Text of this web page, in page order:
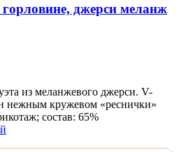
джерси меланж
из меланжевого джерси. V-
нежным кружевом «реснички»
состав: 65%